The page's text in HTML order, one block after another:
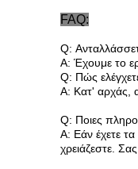
FAQ:
Q:
Α: Έχουμε το
Q: Πώς
Α: Κατ' αρχάς,
Q: Ποιες
Α: Εάν έχετε τα
χρειάζεστε.